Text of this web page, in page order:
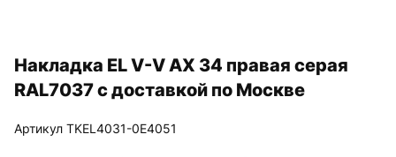
Накладка EL V-V AX 34 правая серая
RAL7037 с доставкой по Москве
Артикул TKEL4031-0E4051